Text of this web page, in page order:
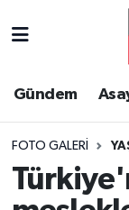
Gündem
FOTO GALERI
Ekonomi
Ankara
Tüm